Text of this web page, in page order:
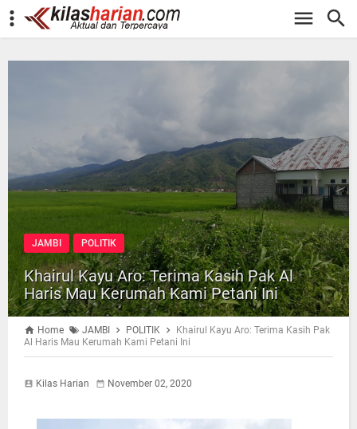
-->
JAMBI POLITIK
Khairul Kayu Aro: Terima Kasih Pak Al
Haris Mau Kerumah Kami Petani Ini
Home JAMBI POLITIK
Khairul Kayu Aro: Terima Kasih Pak
Al Haris Mau Kerumah Kami Petani Ini
Kilas Harian November 02, 2020